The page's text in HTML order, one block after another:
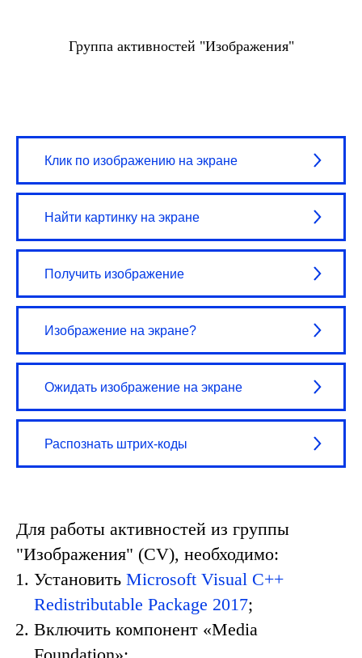
Группа активностей "Изображения"
Клик по изображению на экране
Найти картинку на экране
Получить изображение
Изображение на экране?
Ожидать изображение на экране
Распознать штрих-коды
Для работы активностей из группы
"Изображения" (CV), необходимо:
Установить Microsoft Visual C++
Redistributable Package 2017;
Включить компонент «Media